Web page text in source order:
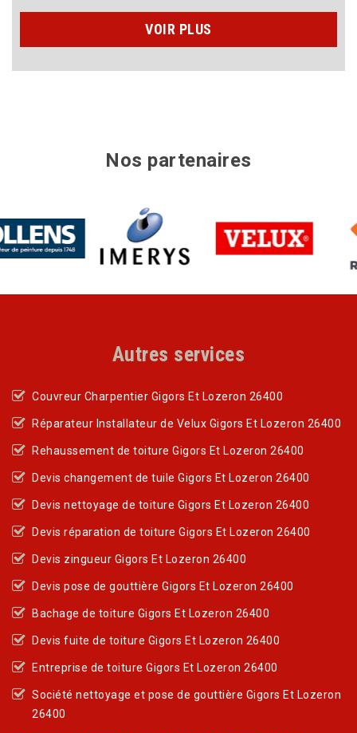
VOIR PLUS
Nos partenaires
Autres services
Couvreur Charpentier Gigors Et Lozeron 26400
Réparateur Installateur de Velux Gigors Et Lozeron 26400
Rehaussement de toiture Gigors Et Lozeron 26400
Devis changement de tuile Gigors Et Lozeron 26400
Devis nettoyage de toiture Gigors Et Lozeron 26400
Devis réparation de toiture Gigors Et Lozeron 26400
Devis zingueur Gigors Et Lozeron 26400
Devis pose de gouttière Gigors Et Lozeron 26400
Bachage de toiture Gigors Et Lozeron 26400
Devis fuite de toiture Gigors Et Lozeron 26400
Entreprise de toiture Gigors Et Lozeron 26400
Société nettoyage et pose de gouttière Gigors Et Lozeron
26400